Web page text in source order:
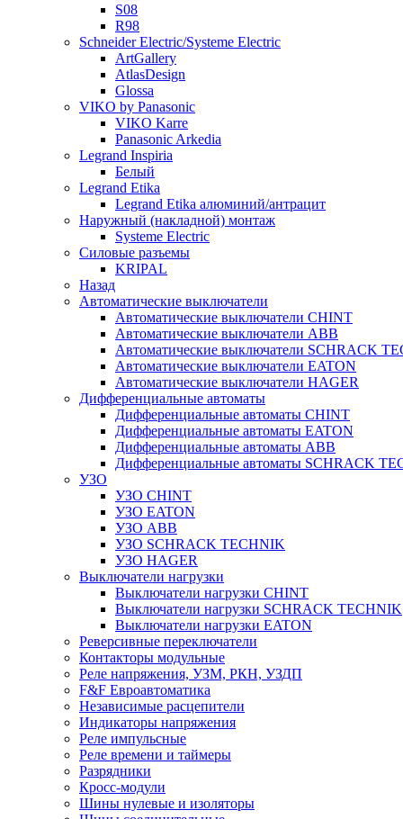
S08
R98
Schneider Electric/Systeme Electric
ArtGallery
AtlasDesign
Glossa
VIKO by Panasonic
VIKO Karre
Panasonic Arkedia
Legrand Inspiria
Белый
Legrand Etika
Legrand Etika алюминий/антрацит
Наружный (накладной) монтаж
Systeme Electric
Силовые разъемы
KRIPAL
Назад
Автоматические выключатели
Автоматические выключатели CHINT
Автоматические выключатели ABB
Автоматические выключатели SCHRACK
Автоматические выключатели EATON
Автоматические выключатели HAGER
Дифференциальные автоматы
Дифференциальные автоматы CHINT
Дифференциальные автоматы EATON
Дифференциальные автоматы ABB
Дифференциальные автоматы SCHRACK
УЗО
УЗО CHINT
УЗО EATON
УЗО ABB
УЗО SCHRACK TECHNIK
УЗО HAGER
Выключатели нагрузки
Выключатели нагрузки CHINT
Выключатели нагрузки SCHRACK TECHNIK
Выключатели нагрузки EATON
Реверсивные переключатели
Контакторы модульные
Реле напряжения, УЗМ, РКН, УЗДП
F&F Евроавтоматика
Независимые расцепители
Индикаторы напряжения
Реле импульсные
Реле времени и таймеры
Разрядники
Кросс-модули
Шины нулевые и изоляторы